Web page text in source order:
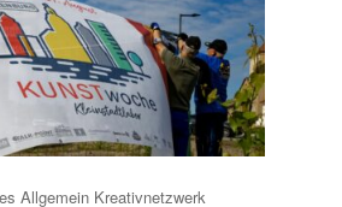
Allgemein Kreativnetzwerk